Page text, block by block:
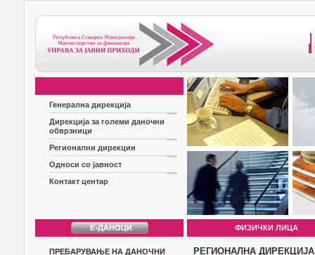
Генерална дирекција
Дирекција за големи даночни
обврзници
Регионални дирекции
Односи со јавност
Контакт центар
ФИЗИЧКИ ЛИЦА
ПРЕБАРУВАЊЕ НА ДАНОЧНИ
РЕГИОНАЛНА